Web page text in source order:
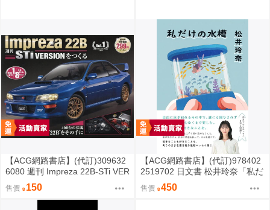
【ACG網路書店】(代訂)309632
6080 週刊 Impreza 22B-STi VER
SION をつくる (1) 創刊號
售價 150
【ACG網路書店】(代訂)978402
2519702 日文書 松井玲奈「私だ
けの水槽」
售價 450